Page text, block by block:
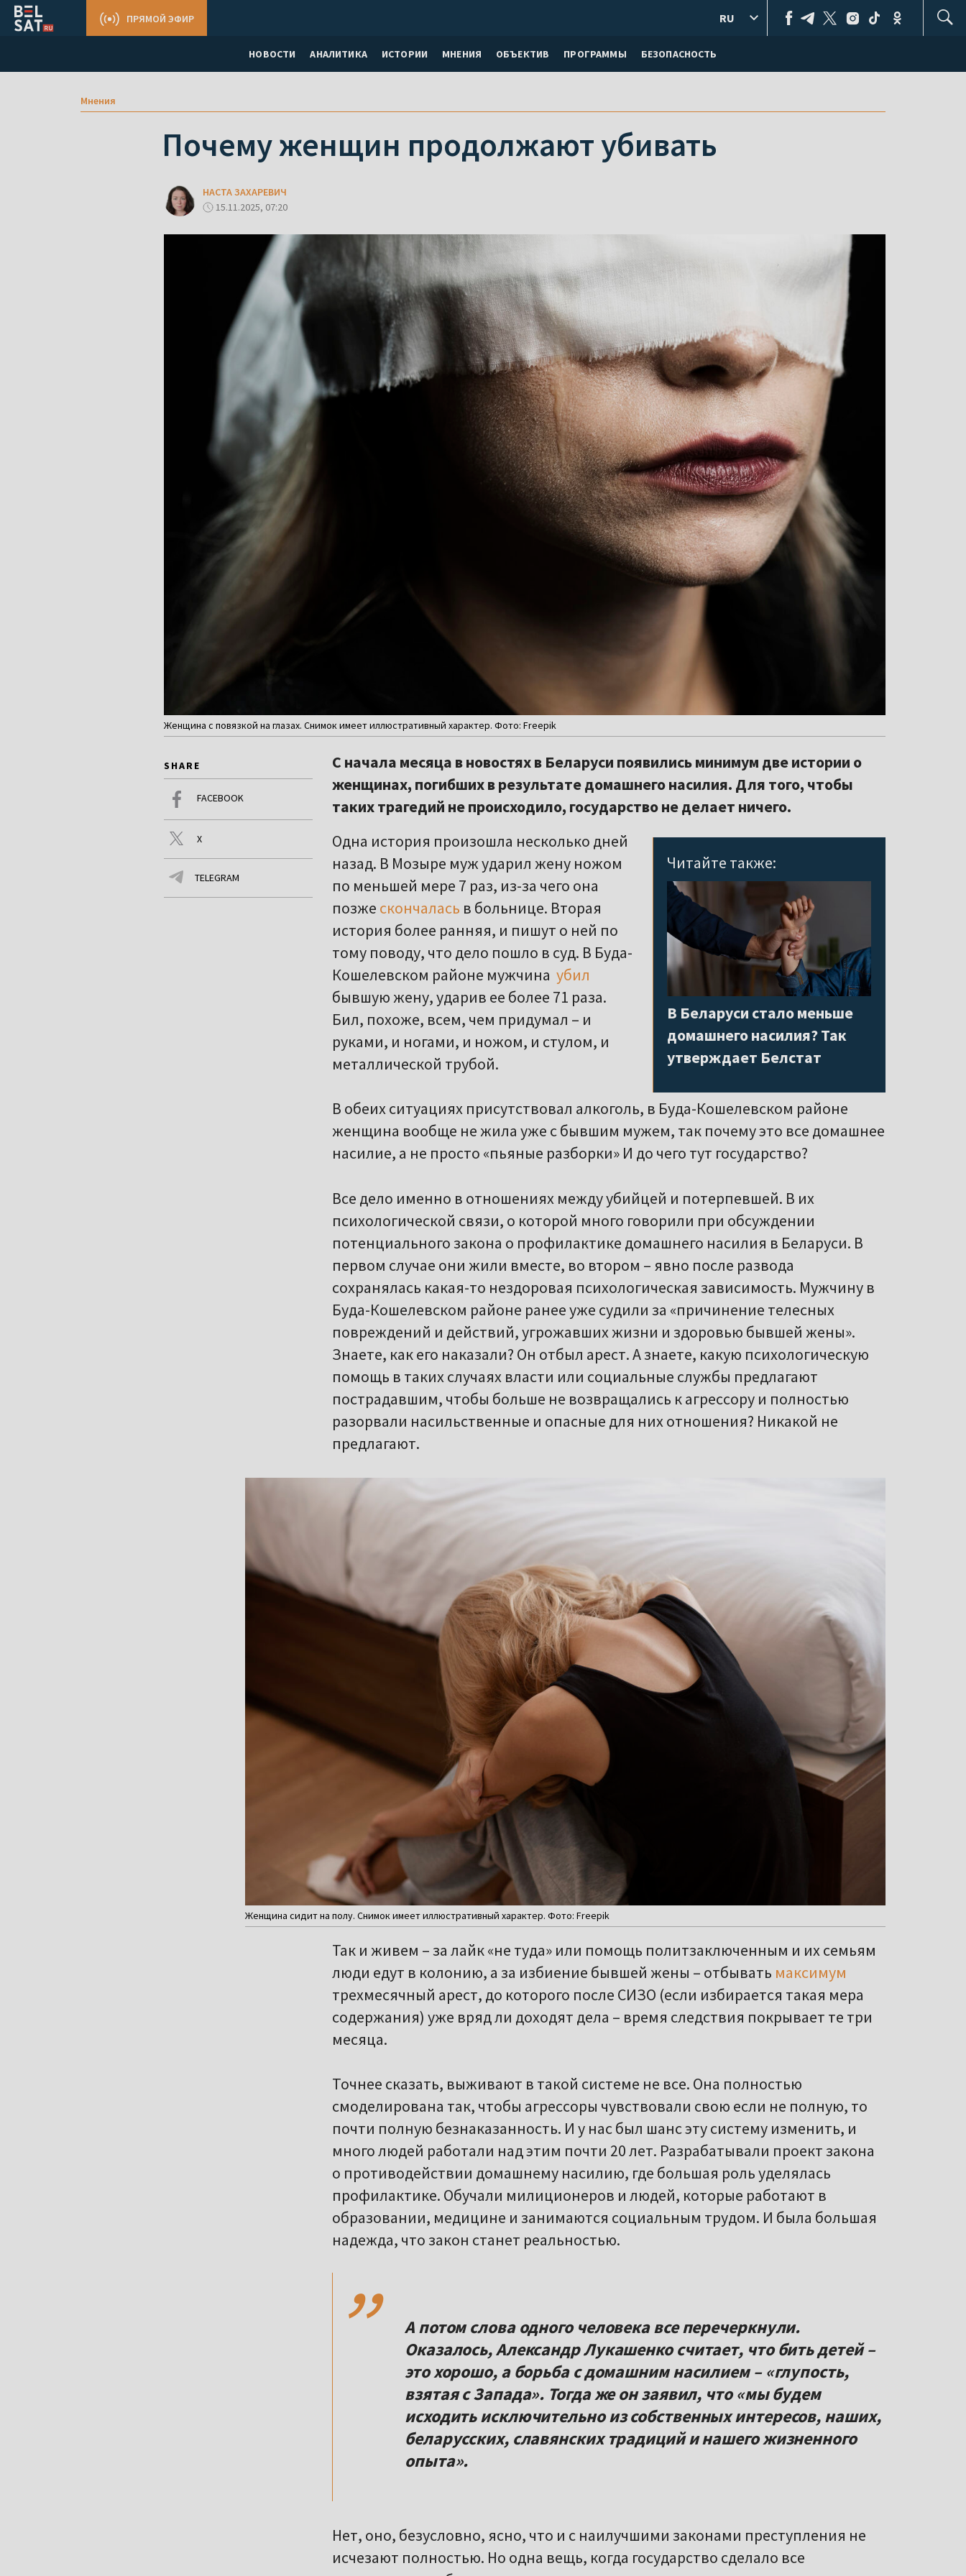
НОВОСТИ АНАЛИТИКА ИСТОРИИ МНЕНИЯ ОБЪЕКТИВ ПРОГРАММЫ БЕЗОПАСНОСТЬ
ПРЯМОЙ ЭФИР RU
Мнения
Почему женщин продолжают убивать
НАСТА ЗАХАРЕВИЧ
15.11.2025, 07:20
Женщина с повязкой на глазах. Снимок имеет иллюстративный характер. Фото: Freepik
SHARE
FACEBOOK
X
TELEGRAM
С начала месяца в новостях в Беларуси появились минимум две истории о
женщинах, погибших в результате домашнего насилия. Для того, чтобы
таких трагедий не происходило, государство не делает ничего.
Читайте также:
В Беларуси стало меньше
домашнего насилия? Так
утверждает Белстат
Одна история произошла несколько дней
назад. В Мозыре муж ударил жену ножом
по меньшей мере 7 раз, из-за чего она
позже скончалась в больнице. Вторая
история более ранняя, и пишут о ней по
тому поводу, что дело пошло в суд. В Буда-
Кошелевском районе мужчина убил
бывшую жену, ударив ее более 71 раза.
Бил, похоже, всем, чем придумал – и
руками, и ногами, и ножом, и стулом, и
металлической трубой.
В обеих ситуациях присутствовал алкоголь, в Буда-Кошелевском районе
женщина вообще не жила уже с бывшим мужем, так почему это все домашнее
насилие, а не просто «пьяные разборки» И до чего тут государство?
Все дело именно в отношениях между убийцей и потерпевшей. В их
психологической связи, о которой много говорили при обсуждении
потенциального закона о профилактике домашнего насилия в Беларуси. В
первом случае они жили вместе, во втором – явно после развода
сохранялась какая-то нездоровая психологическая зависимость. Мужчину в
Буда-Кошелевском районе ранее уже судили за «причинение телесных
повреждений и действий, угрожавших жизни и здоровью бывшей жены».
Знаете, как его наказали? Он отбыл арест. А знаете, какую психологическую
помощь в таких случаях власти или социальные службы предлагают
пострадавшим, чтобы больше не возвращались к агрессору и полностью
разорвали насильственные и опасные для них отношения? Никакой не
предлагают.
Женщина сидит на полу. Снимок имеет иллюстративный характер. Фото: Freepik
Так и живем – за лайк «не туда» или помощь политзаключенным и их семьям
люди едут в колонию, а за избиение бывшей жены – отбывать максимум
трехмесячный арест, до которого после СИЗО (если избирается такая мера
содержания) уже вряд ли доходят дела – время следствия покрывает те три
месяца.
Точнее сказать, выживают в такой системе не все. Она полностью
смоделирована так, чтобы агрессоры чувствовали свою если не полную, то
почти полную безнаказанность. И у нас был шанс эту систему изменить, и
много людей работали над этим почти 20 лет. Разрабатывали проект закона
о противодействии домашнему насилию, где большая роль уделялась
профилактике. Обучали милиционеров и людей, которые работают в
образовании, медицине и занимаются социальным трудом. И была большая
надежда, что закон станет реальностью.
,,
А потом слова одного человека все перечеркнули.
Оказалось, Александр Лукашенко считает, что бить детей –
это хорошо, а борьба с домашним насилием – «глупость,
взятая с Запада». Тогда же он заявил, что «мы будем
исходить исключительно из собственных интересов, наших,
беларусских, славянских традиций и нашего жизненного
опыта».
Нет, оно, безусловно, ясно, что и с наилучшими законами преступления не
исчезают полностью. Но одна вещь, когда государство сделало все